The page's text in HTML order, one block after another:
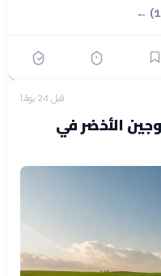
قبل 24 يومًا
الأخضر في